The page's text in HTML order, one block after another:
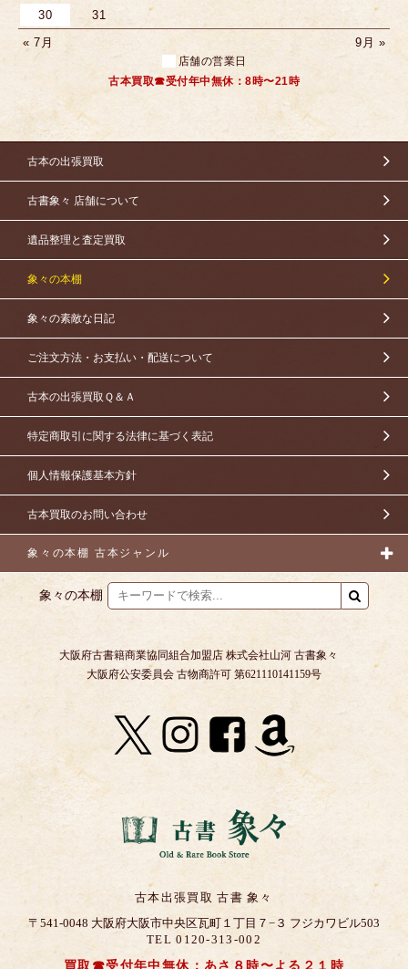
30
31
« 7月
9月 »
店舗の営業日
古本買取☎受付年中無休：8時〜21時
古本の出張買取
古書象々 店舗について
遺品整理と査定買取
象々の本棚
象々の素敵な日記
ご注文方法・お支払い・配送について
古本の出張買取Ｑ＆Ａ
特定商取引に関する法律に基づく表記
個人情報保護基本方針
古本買取のお問い合わせ
象々の本棚 古本ジャンル
象々の本棚
大阪府古書籍商業協同組合加盟店 株式会社山河 古書象々
大阪府公安委員会 古物商許可 第621110141159号
古本出張買取 古書 象々
〒541-0048 大阪府大阪市中央区瓦町１丁目７−３ フジカワビル503
TEL 0120-313-002
買取☎受付年中無休：あさ８時〜よる２１時